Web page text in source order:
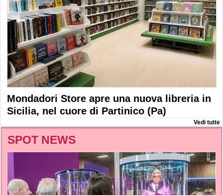
Mondadori Store apre una nuova libreria in
Sicilia, nel cuore di Partinico (Pa)
Vedi tutte
SPOT NEWS